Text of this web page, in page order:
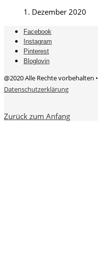
1. Dezember 2020
Facebook
Instagram
Pinterest
Bloglovin
@2020 Alle Rechte vorbehalten •
Datenschutzerklärung
Zurück zum Anfang